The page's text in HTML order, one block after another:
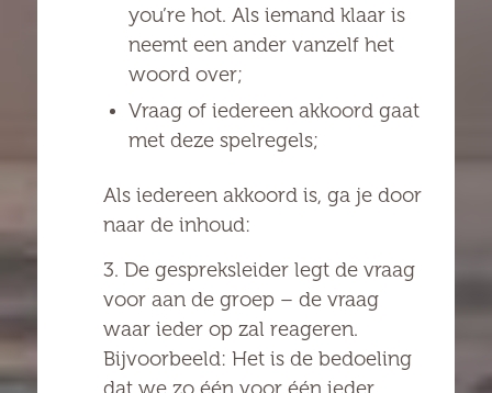
you’re hot. Als iemand klaar is
neemt een ander vanzelf het
woord over;
Vraag of iedereen akkoord gaat
met deze spelregels;
Als iedereen akkoord is, ga je door
naar de inhoud:
3. De gespreksleider legt de vraag
voor aan de groep – de vraag
waar ieder op zal reageren.
Bijvoorbeeld: Het is de bedoeling
dat we zo één voor één ieder